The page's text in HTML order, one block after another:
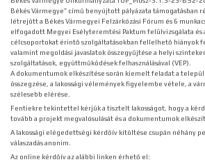
Békés Vármegye” című benyújtott pályázata támogatásban
létrejött a Békés Vármegyei Felzárkózási Fórum és 6
elfogadott Megyei Esélyteremtési Paktum felülvizsgálata
célcsoportokat érintő szolgáltatásokban fellelhető hiányok
valamint megoldási javaslatok összegyűjtése a helyi
szolgáltatások, együttműködések felhasználásával (VEP).
A dokumentumok elkészítése során kiemelt feladat a
összegzése, a lakossági vélemények figyelembe vétele, a
szélesebb elérése.
Fentiekre tekintettel kérjük a tisztelt lakosságot, hogy a
tovább a projekt megvalósulását és a dokumentumok
A lakossági elégedettségi kérdőív kitöltése csupán néhány
válaszadás anonim.
Az online kérdőív az alábbi linken érhető el: